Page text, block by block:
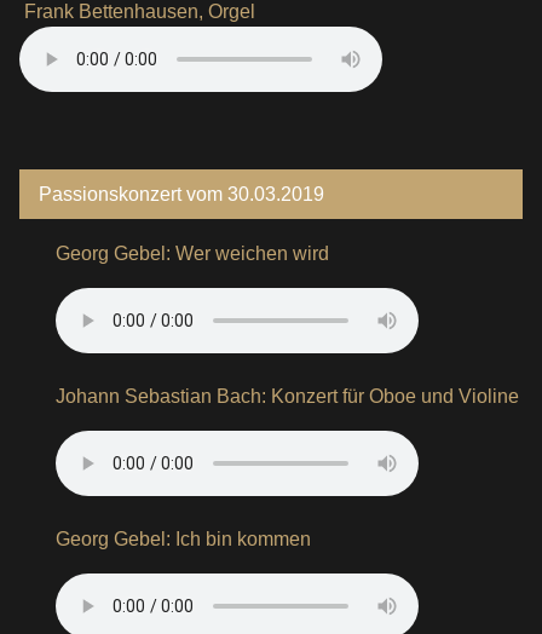
Frank Bettenhausen, Orgel
Passionskonzert vom 30.03.2019
Georg Gebel: Wer weichen wird
Johann Sebastian Bach: Konzert für Oboe und Violine
Georg Gebel: Ich bin kommen